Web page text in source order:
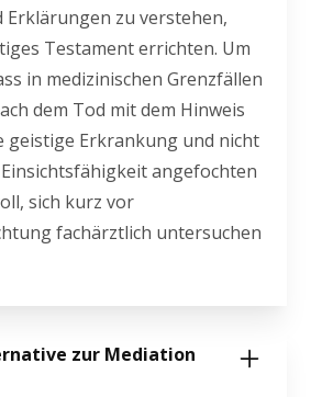
Erklärungen zu verstehen,
Testament errichten. Um
in medizinischen Grenzfällen
dem Tod mit dem Hinweis
geistige Erkrankung und nicht
angefochten
sich kurz vor
fachärztlich untersuchen
zur Mediation